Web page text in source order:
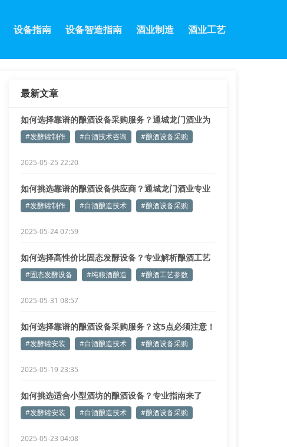
设备指南 设备智造指南 酒业制造 酒业工艺
最新文章
如何选择靠谱的酿酒设备采购服务？通城龙门酒业为
您解答
#发酵罐制作 #白酒技术咨询 #酿酒设备采购
2025-05-25 22:20
如何挑选靠谱的酿酒设备供应商？通城龙门酒业专业
解答
#发酵罐制作 #白酒酿造技术 #酿酒设备采购
2025-05-24 07:59
如何选择高性价比固态发酵设备？专业解析酿酒工艺
参数优化
#固态发酵设备 #纯粮酒酿造 #酿酒工艺参数
2025-05-31 08:57
如何选择靠谱的酿酒设备采购服务？这5点必须注意！
#发酵罐安装 #白酒酿造技术 #酿酒设备采购
2025-05-19 23:35
如何挑选适合小型酒坊的酿酒设备？专业指南来了
#发酵罐安装 #白酒酿造技术 #酿酒设备采购
2025-05-23 04:08